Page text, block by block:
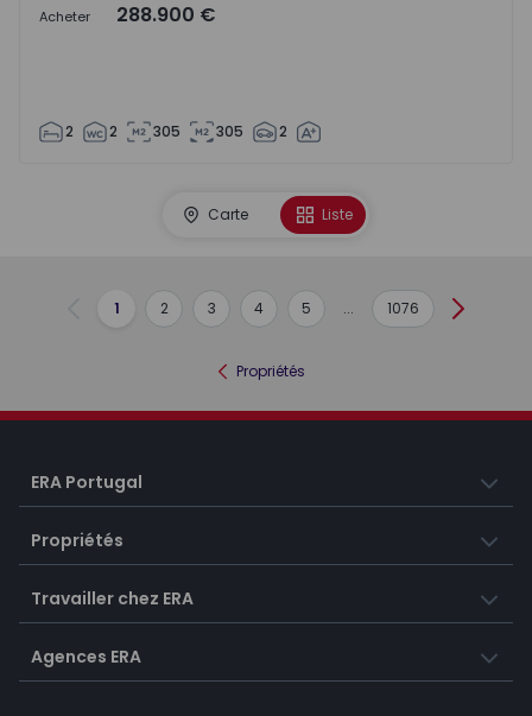
Acheter 288.900 €
2 2 305 305 2
Carte Liste
Précédent
1 2 3 4 5 ... 1076 Suivant
Propriétés
ERA Portugal
Propriétés
Travailler chez ERA
Agences ERA